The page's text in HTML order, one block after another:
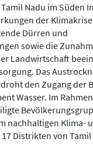
Nadu im Süden
der
Dürren und
sowie die
Landwirtschaft
Das
den Zugang der
Wasser. Im
nachhaltigen Klima-
Distrikten von Tamil